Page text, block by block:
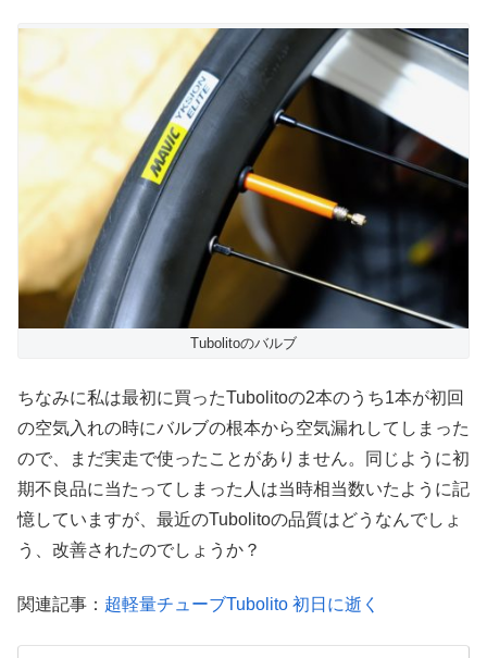
Tubolitoのバルブ
ちなみに私は最初に買ったTubolitoの2本のうち1本が初回
の空気入れの時にバルブの根本から空気漏れしてしまった
ので、まだ実走で使ったことがありません。同じように初
期不良品に当たってしまった人は当時相当数いたように記
憶していますが、最近のTubolitoの品質はどうなんでしょ
う、改善されたのでしょうか？
関連記事： 超軽量チューブTubolito 初日に逝く